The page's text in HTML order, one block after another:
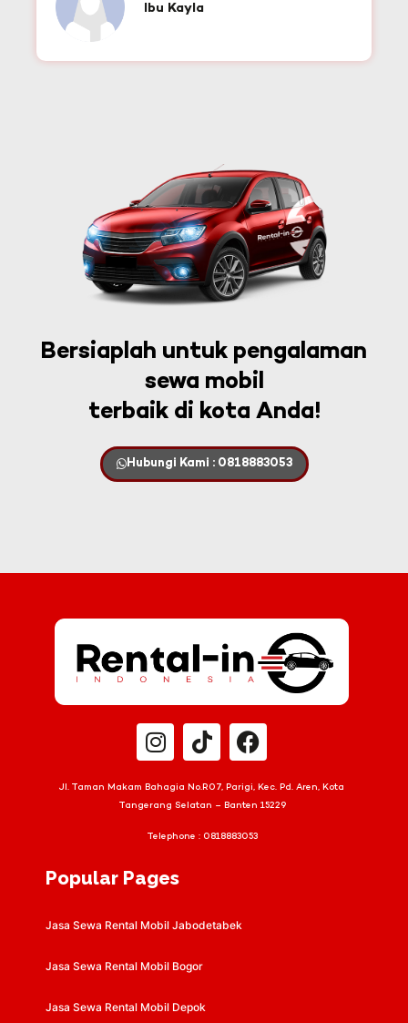
Ibu Kayla
Bersiaplah untuk pengalaman
sewa mobil
terbaik di kota Anda!
Hubungi Kami : 0818883053
Jl. Taman Makam Bahagia No.R07, Parigi, Kec. Pd. Aren, Kota
Tangerang Selatan – Banten 15229
Telephone : 0818883053
Popular Pages
Jasa Sewa Rental Mobil Jabodetabek
Jasa Sewa Rental Mobil Bogor
Jasa Sewa Rental Mobil Depok